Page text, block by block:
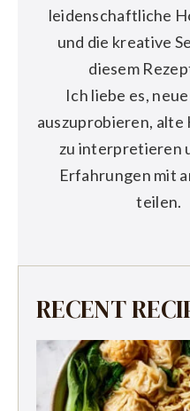
leidenschaftliche
und die kreative
diesem
Ich liebe es,
auszuprobieren, alte
zu interpretieren
Erfahrungen mit
teilen.
RECENT